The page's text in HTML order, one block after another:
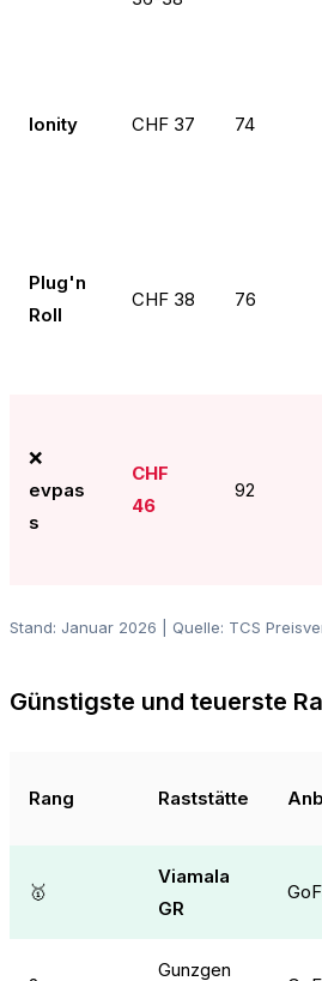
Ionity CHF 37 74
Plug'n
Roll
CHF 38 76
❌
evpas
s
CHF
46
92
Stand: Januar 2026 | Quelle: TCS
Günstigste und teuerste
Rang Raststätte
🥇
Viamala
GR
Gunzgen